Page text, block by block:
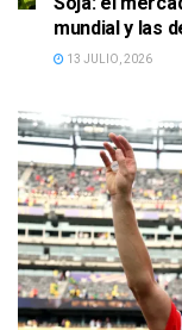
mundial y las
13 JULIO, 2026